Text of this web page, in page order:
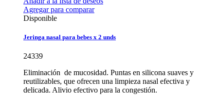
Agregar para comparar
Disponible
Jeringa nasal para bebes x 2 unds
24339
Eliminación de mucosidad. Puntas en silicona suaves y
reutilizables, que ofrecen una limpieza nasal efectiva y
delicada. Alivio efectivo para la congestión.